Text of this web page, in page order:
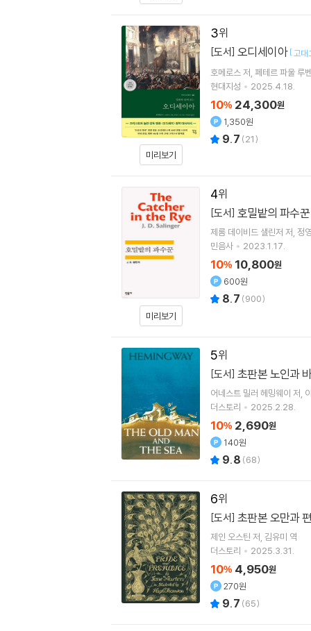
3
미리보기
[도서] 오디세이아 [고대
호메로스 저 페테르 파울 루
현대지성
2025.4.18.
10% 24,300원
1,350원
9.7 (21)
4
미리보기
[도서] 호밀밭의 파수꾼
제롬 데이비드 샐린저 저 정
민음사
2023.1.17.
10% 10,800원
600원
8.7 (900)
5
[도서] 초판본 노인과
어네스트 밀러 헤밍웨이 저
더스토리
2025.2.28.
10% 2,690원
140원
9.8 (68)
6
[도서] 초판본 오만과
제인 오스틴 저 김유미 역
더스토리
2025.3.31.
10% 4,950원
270원
9.7 (65)